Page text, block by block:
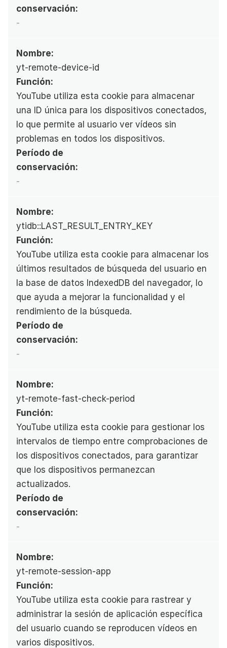
conservación:
-
Nombre:
yt-remote-device-id
Función:
YouTube utiliza esta cookie para almacenar
una ID única para los dispositivos conectados,
lo que permite al usuario ver vídeos sin
problemas en todos los dispositivos.
Período de
conservación:
-
Nombre:
ytidb::LAST_RESULT_ENTRY_KEY
Función:
YouTube utiliza esta cookie para almacenar los
últimos resultados de búsqueda del usuario en
la base de datos IndexedDB del navegador, lo
que ayuda a mejorar la funcionalidad y el
rendimiento de la búsqueda.
Período de
conservación:
-
Nombre:
yt-remote-fast-check-period
Función:
YouTube utiliza esta cookie para gestionar los
intervalos de tiempo entre comprobaciones de
los dispositivos conectados, para garantizar
que los dispositivos permanezcan
actualizados.
Período de
conservación:
-
Nombre:
yt-remote-session-app
Función:
YouTube utiliza esta cookie para rastrear y
administrar la sesión de aplicación específica
del usuario cuando se reproducen vídeos en
varios dispositivos.